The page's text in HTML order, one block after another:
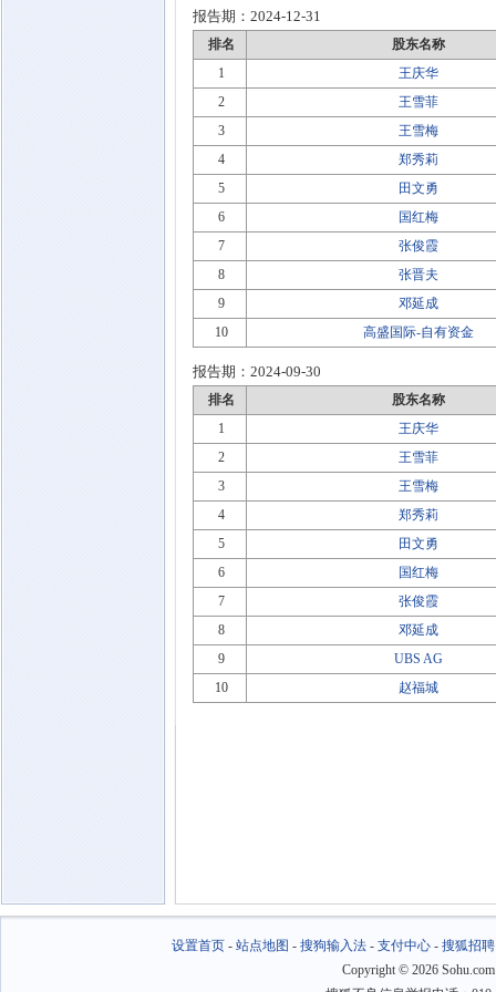
报告期： 2024-12-31
排名
股东名称
1
王庆华
2
王雪菲
3
王雪梅
4
郑秀莉
5
田文勇
6
国红梅
7
张俊霞
8
张晋夫
9
邓延成
10
高盛国际-自有资金
报告期： 2024-09-30
排名
股东名称
1
王庆华
2
王雪菲
3
王雪梅
4
郑秀莉
5
田文勇
6
国红梅
7
张俊霞
8
邓延成
9
UBS AG
10
赵福城
设置首页- 站点地图 - 搜狗输入法- 支付中心- 搜狐招聘
Copyright © 2026